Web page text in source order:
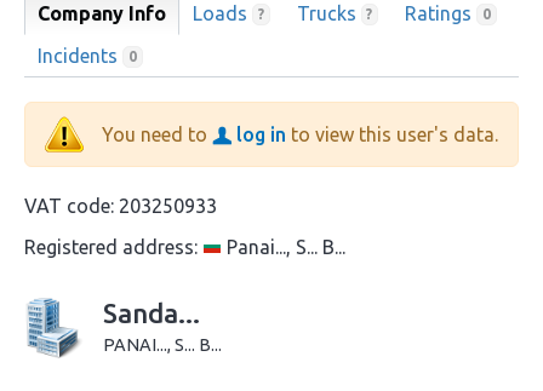
Company Info Loads ? Trucks ? Ratings 0
Incidents 0
You need to log in to view this user's data.
VAT code: 203250933
Registered address:
Panai..., S... B...
Sanda...
PANAI..., S... B...